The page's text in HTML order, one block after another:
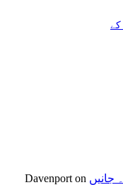
Davenport on جانیں